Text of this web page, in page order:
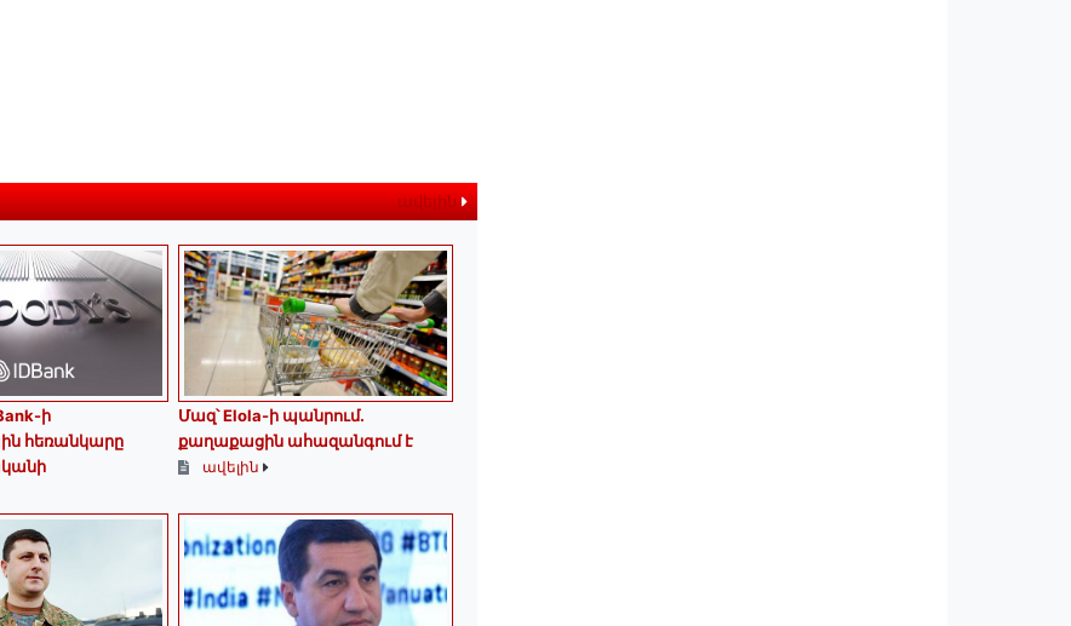
ավելին
ի
հեռանկարը
Մազ՝ Elola-ի պանրում․
քաղաքացին ահազանգում է
ավելին